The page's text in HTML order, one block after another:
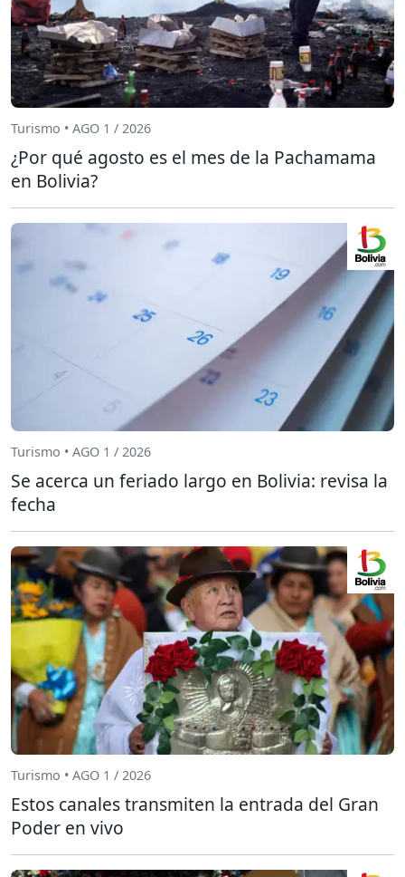
Turismo • AGO 1 / 2026
¿Por qué agosto es el mes de la Pachamama
en Bolivia?
Turismo • AGO 1 / 2026
Se acerca un feriado largo en Bolivia: revisa la
fecha
Turismo • AGO 1 / 2026
Estos canales transmiten la entrada del Gran
Poder en vivo